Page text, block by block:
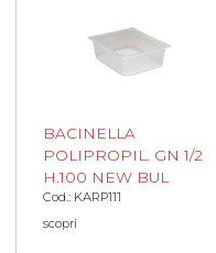
BACINELLA
POLIPROPIL. GN 1/2
H.100 NEW BUL
Cod.: KARP111
scopri